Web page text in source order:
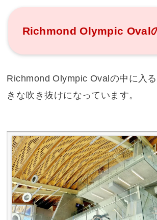
Richmond Olympic Oval
Richmond Olympic Ovalの中に入
きな吹き抜けになっています。